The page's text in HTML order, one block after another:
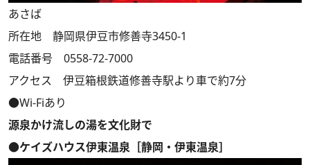
あさば
所在地 静岡県伊豆市修善寺3450-1
電話番号 0558-72-7000
アクセス 伊豆箱根鉄道修善寺駅より車で約7分
●Wi-Fiあり
源泉かけ流しの湯を文化財で
●ケイズハウス伊東温泉［静岡・伊東温泉］